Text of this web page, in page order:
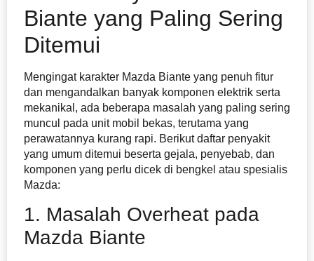
Biante yang Paling Sering
Ditemui
Mengingat karakter Mazda Biante yang penuh fitur
dan mengandalkan banyak komponen elektrik serta
mekanikal, ada beberapa masalah yang paling sering
muncul pada unit mobil bekas, terutama yang
perawatannya kurang rapi. Berikut daftar penyakit
yang umum ditemui beserta gejala, penyebab, dan
komponen yang perlu dicek di bengkel atau spesialis
Mazda:
1. Masalah Overheat pada
Mazda Biante